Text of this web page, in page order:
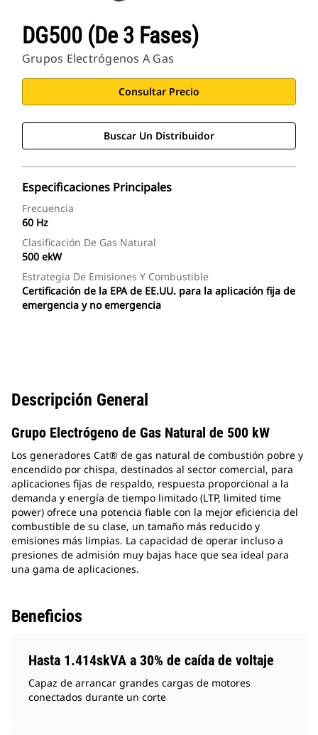
DG500 (de 3 Fases)
Grupos Electrógenos A Gas
Consultar Precio
Buscar Un Distribuidor
Especificaciones Principales
Frecuencia
60 Hz
Clasificación De Gas Natural
500 ekW
Estrategia De Emisiones Y Combustible
Certificación de la EPA de EE.UU. para la aplicación fija de
emergencia y no emergencia
Descripción General
Grupo Electrógeno de Gas Natural de 500 kW
Los generadores Cat® de gas natural de combustión pobre y
encendido por chispa, destinados al sector comercial, para
aplicaciones fijas de respaldo, respuesta proporcional a la
demanda y energía de tiempo limitado (LTP, limited time
power) ofrece una potencia fiable con la mejor eficiencia del
combustible de su clase, un tamaño más reducido y
emisiones más limpias. La capacidad de operar incluso a
presiones de admisión muy bajas hace que sea ideal para
una gama de aplicaciones.
Beneficios
Hasta 1.414skVA a 30% de caída de voltaje
Capaz de arrancar grandes cargas de motores
conectados durante un corte